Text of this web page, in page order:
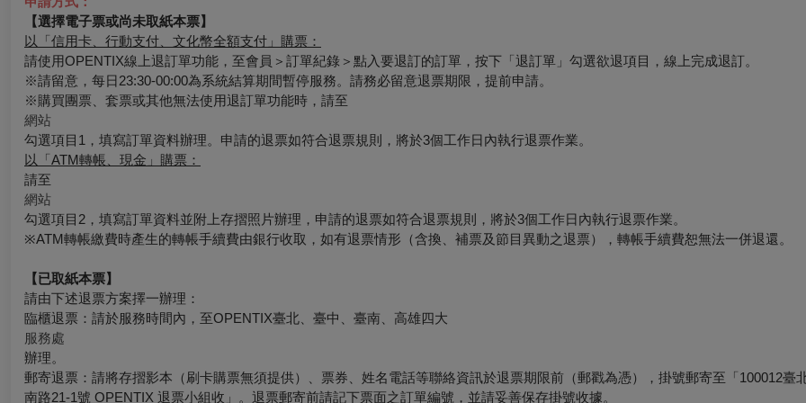
【選擇電子票或尚未取紙本票】
以「信用卡、行動支付、文化幣全額支付」購票：
請使用OPENTIX線上退訂單功能，至會員＞訂單紀錄＞點入要退訂的訂單，按下「退訂單」勾選欲退項目，線上完成退訂。
※請留意，每日23:30-00:00為系統結算期間暫停服務。請務必留意退票期限，提前申請。
※購買團票、套票或其他無法使用退訂單功能時，請至
網站
勾選項目1，填寫訂單資料辦理。申請的退票如符合退票規則，將於3個工作日內執行退票作業。
以「ATM轉帳、現金」購票：
請至
網站
勾選項目2，填寫訂單資料並附上存摺照片辦理，申請的退票如符合退票規則，將於3個工作日內執行退票作業。
※ATM轉帳繳費時產生的轉帳手續費由銀行收取，如有退票情形（含換、補票及節目異動之退票），轉帳手續費恕無法一併退還。
【已取紙本票】
請由下述退票方案擇一辦理：
臨櫃退票：請於服務時間內，至OPENTIX臺北、臺中、臺南、高雄四大
服務處
辦理。
郵寄退票：請將存摺影本（刷卡購票無須提供）、票券、姓名電話等聯絡資訊於退票期限前（郵戳為憑），掛號郵寄至「100012臺
南路21-1號 OPENTIX 退票小組收」。退票郵寄前請記下票面之訂單編號，並請妥善保存掛號收據。